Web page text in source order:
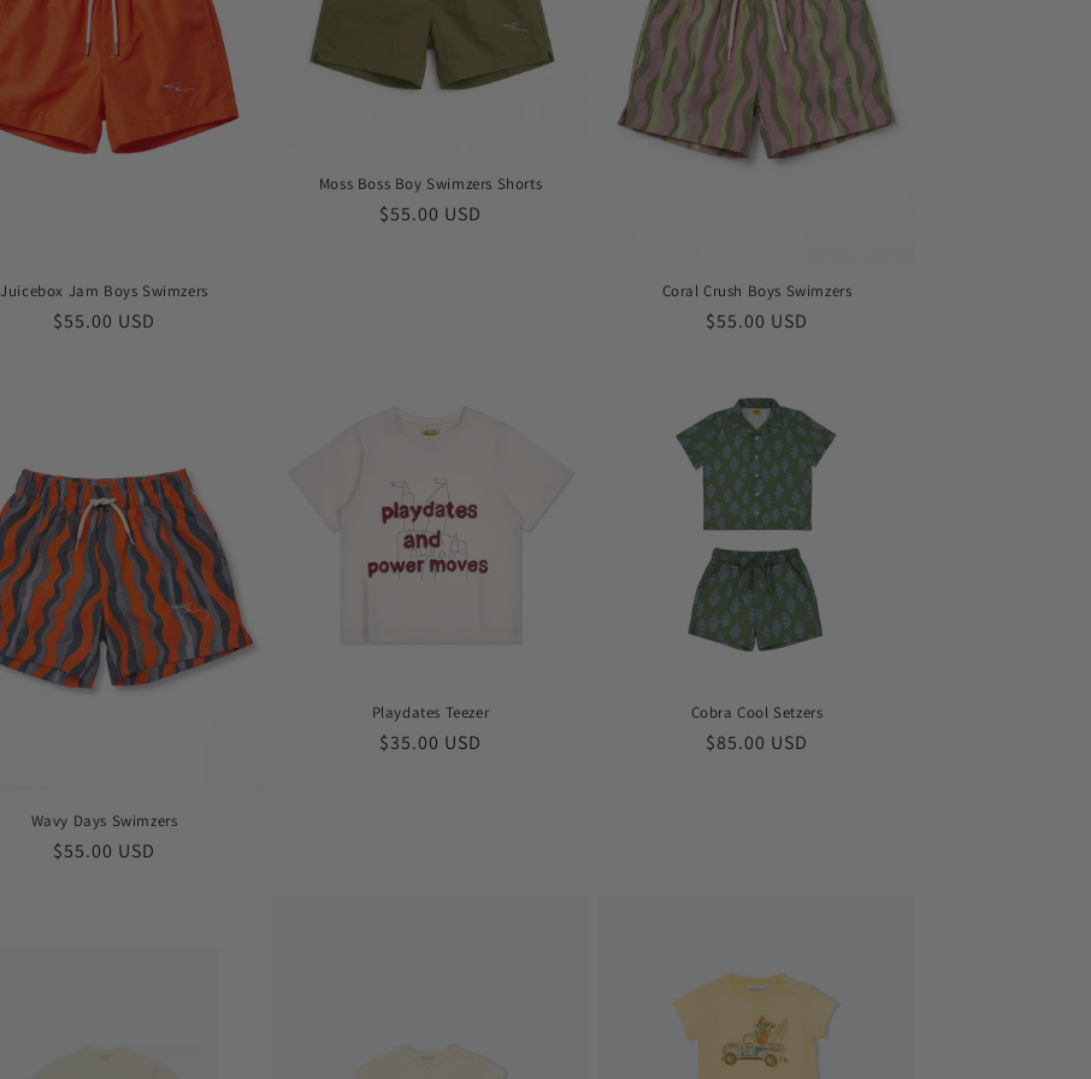
Juicebox Jam Boys Swimzers
Обычная
$55.00 USD
Moss Boss Boy Swimzers Shorts
Обычная
$55.00 USD
Coral Crush Boys Swimzers
Обычная
$55.00 USD
Wavy Days Swimzers
Обычная
$55.00 USD
Playdates Teezer
Обычная
$35.00 USD
Cobra Cool Setzers
Обычная
$85.00 USD